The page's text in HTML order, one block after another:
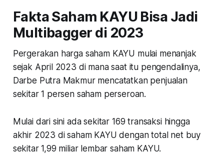
Fakta Saham KAYU Bisa Jadi
Multibagger di 2023
Pergerakan harga saham KAYU mulai menanjak
sejak April 2023 di mana saat itu pengendalinya,
Darbe Putra Makmur mencatatkan penjualan
sekitar 1 persen saham perseroan.
Mulai dari sini ada sekitar 169 transaksi hingga
akhir 2023 di saham KAYU dengan total net buy
sekitar 1,99 miliar lembar saham KAYU.